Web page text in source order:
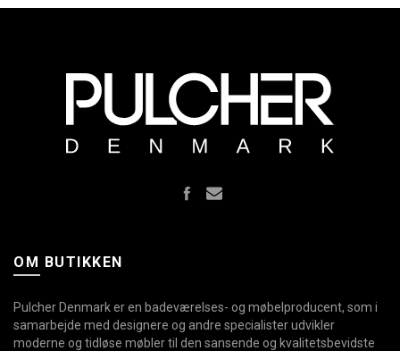
Stål
Messing
OM BUTIKKEN
Pulcher Denmark er en badeværelses- og møbelproducent, som i
samarbejde med designere og andre specialister udvikler
moderne og tidløse møbler til den sansende og kvalitetsbevidste